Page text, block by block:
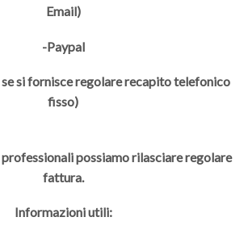
Email)
-Paypal
si fornisce regolare recapito telefonico
fisso)
possiamo rilasciare regolare
fattura.
Informazioni utili: